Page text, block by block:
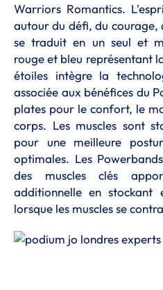
Warriors Romantics.
autour du défi, du courage,
se traduit en un seul et
rouge et bleu représentant
étoiles intègre la
associée aux bénéfices du
plates pour le confort, le
corps. Les muscles sont
pour une meilleure
optimales. Les
des muscles clés
additionnelle en stockant
lorsque les muscles se